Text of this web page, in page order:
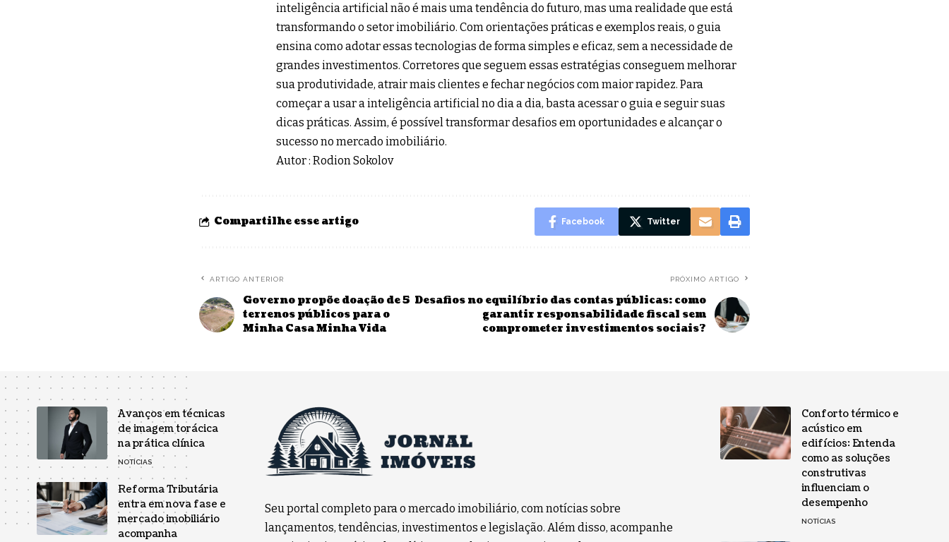
inteligência artificial não é mais uma tendência do futuro, mas uma realidade que está
transformando o setor imobiliário. Com orientações práticas e exemplos reais, o guia
ensina como adotar essas tecnologias de forma simples e eficaz, sem a necessidade de
grandes investimentos. Corretores que seguem essas estratégias conseguem melhorar
sua produtividade, atrair mais clientes e fechar negócios com maior rapidez. Para
começar a usar a inteligência artificial no dia a dia, basta acessar o guia e seguir suas
dicas práticas. Assim, é possível transformar desafios em oportunidades e alcançar o
sucesso no mercado imobiliário.
Autor : Rodion Sokolov
Compartilhe esse artigo Facebook Twitter
ARTIGO ANTERIOR
Governo propõe doação de 5
terrenos públicos para o
Minha Casa Minha Vida
PRÓXIMO ARTIGO
Desafios no equilíbrio das contas públicas: como
garantir responsabilidade fiscal sem
comprometer investimentos sociais?
Avanços em técnicas
de imagem torácica
na prática clínica
NOTÍCIAS
Reforma Tributária
entra em nova fase e
mercado imobiliário
acompanha
Seu portal completo para o mercado imobiliário, com notícias sobre
lançamentos, tendências, investimentos e legislação. Além disso, acompanhe
Conforto térmico e
acústico em
edifícios: Entenda
como as soluções
construtivas
influenciam o
desempenho
NOTÍCIAS